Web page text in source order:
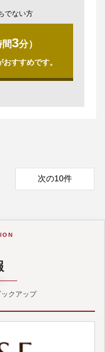
でない方
3分）
すすめです。
次の10件
クアップ